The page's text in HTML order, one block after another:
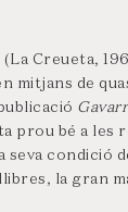
Creueta,
mitjans de
prou bé a les
seva condició
la gran